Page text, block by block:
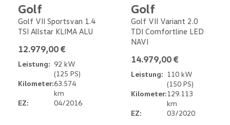
Golf
Golf VII Sportsvan 1.4
TSI Allstar KLIMA ALU
12.979,00 €
Leistung: 92 kW
(125 PS)
Kilometer:63.574
km
EZ:
04/2016
Golf
Golf VII Variant 2.0
TDI Comfortline LED
NAVI
14.979,00 €
Leistung: 110 kW
(150 PS)
Kilometer:129.113
km
EZ:
03/2020